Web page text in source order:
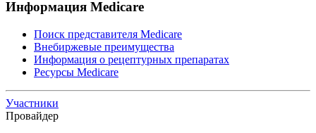
Информация Medicare
Поиск представителя Medicare
Внебиржевые преимущества
Информация о рецептурных препаратах
Ресурсы Medicare
Участники
Провайдер